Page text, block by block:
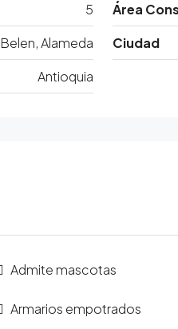
5 Área
Belen, Alameda Ciudad
Antioquia
Admite mascotas
Armarios empotrados